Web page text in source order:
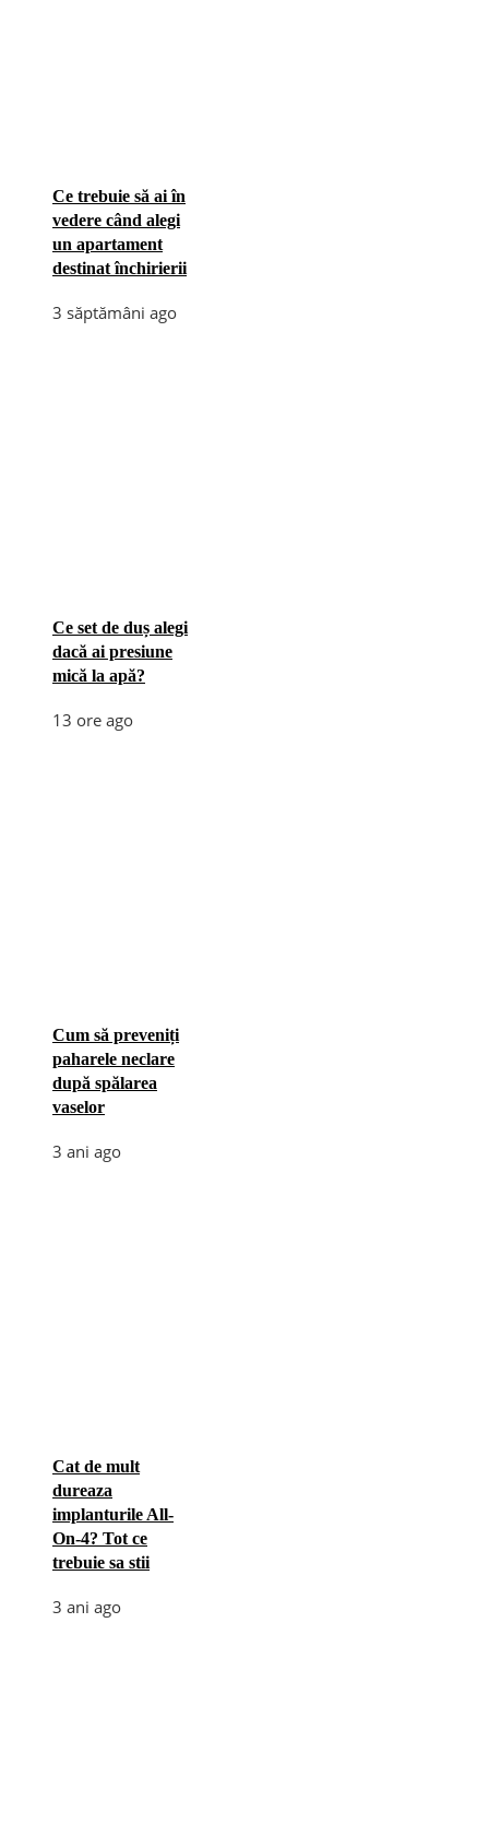
Ce trebuie să ai în
vedere când alegi
un apartament
destinat închirierii
3 săptămâni ago
Ce set de duș alegi
dacă ai presiune
mică la apă?
13 ore ago
Cum să preveniți
paharele neclare
după spălarea
vaselor
3 ani ago
Cat de mult
dureaza
implanturile All-
On-4? Tot ce
trebuie sa stii
3 ani ago